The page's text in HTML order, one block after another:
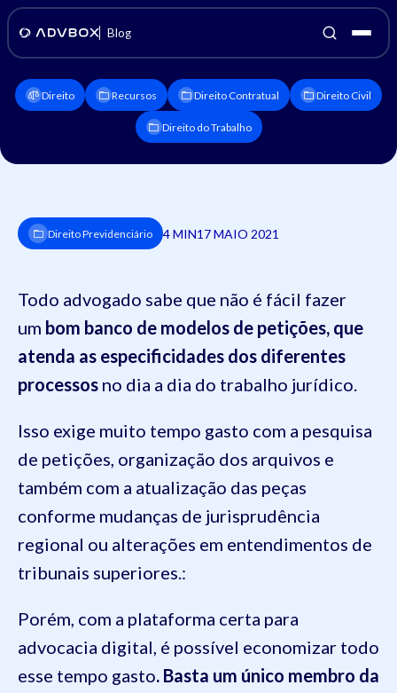
Blog
Direito Recursos Direito Contratual Direito Civil
Direito do Trabalho
Direito Previdenciário 4 MIN17 MAIO 2021
Todo advogado sabe que não é fácil fazer
um bom banco de modelos de petições, que
atenda as especificidades dos diferentes
processos no dia a dia do trabalho jurídico.
Isso exige muito tempo gasto com a pesquisa
de petições, organização dos arquivos e
também com a atualização das peças
conforme mudanças de jurisprudência
regional ou alterações em entendimentos de
tribunais superiores.:
Porém, com a plataforma certa para
advocacia digital, é possível economizar todo
esse tempo gasto. Basta um único membro da